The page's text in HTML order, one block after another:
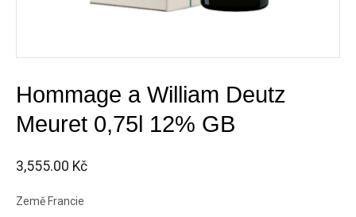
Hommage a William Deutz
Meuret 0,75l 12% GB
3,555.00 Kč
Země Francie